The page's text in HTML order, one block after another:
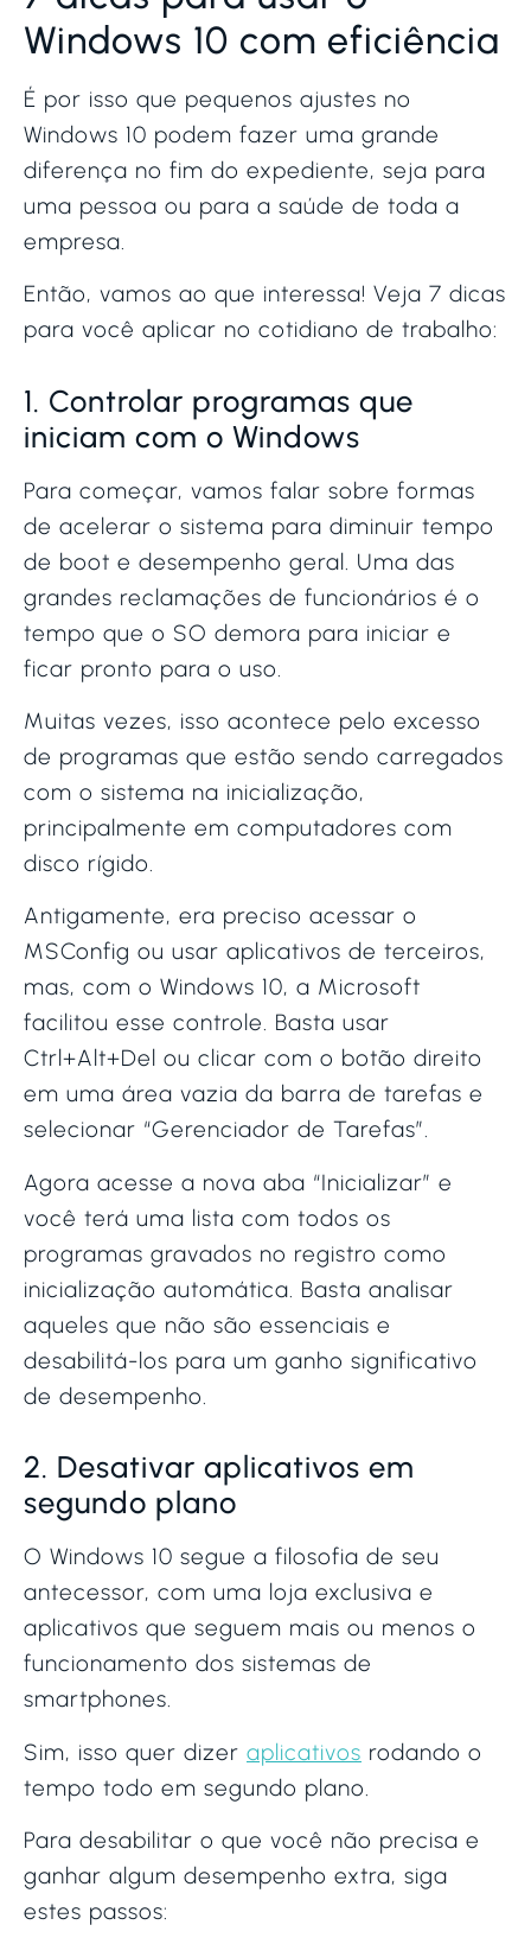
Windows 10 com eficiência
É por isso que pequenos ajustes no
Windows 10 podem fazer uma grande
diferença no fim do expediente, seja para
uma pessoa ou para a saúde de toda a
empresa.
Então, vamos ao que interessa! Veja 7 dicas
para você aplicar no cotidiano de trabalho:
1. Controlar programas que
iniciam com o Windows
Para começar, vamos falar sobre formas
de acelerar o sistema para diminuir tempo
de boot e desempenho geral. Uma das
grandes reclamações de funcionários é o
tempo que o SO demora para iniciar e
ficar pronto para o uso.
Muitas vezes, isso acontece pelo excesso
de programas que estão sendo carregados
com o sistema na inicialização,
principalmente em computadores com
disco rígido.
Antigamente, era preciso acessar o
MSConfig ou usar aplicativos de terceiros,
mas, com o Windows 10, a Microsoft
facilitou esse controle. Basta usar
Ctrl+Alt+Del ou clicar com o botão direito
em uma área vazia da barra de tarefas e
selecionar “Gerenciador de Tarefas”.
Agora acesse a nova aba “Inicializar” e
você terá uma lista com todos os
programas gravados no registro como
inicialização automática. Basta analisar
aqueles que não são essenciais e
desabilitá-los para um ganho significativo
de desempenho.
2. Desativar aplicativos em
segundo plano
O Windows 10 segue a filosofia de seu
antecessor, com uma loja exclusiva e
aplicativos que seguem mais ou menos o
funcionamento dos sistemas de
smartphones.
Sim, isso quer dizer aplicativos rodando o
tempo todo em segundo plano.
Para desabilitar o que você não precisa e
ganhar algum desempenho extra, siga
estes passos: